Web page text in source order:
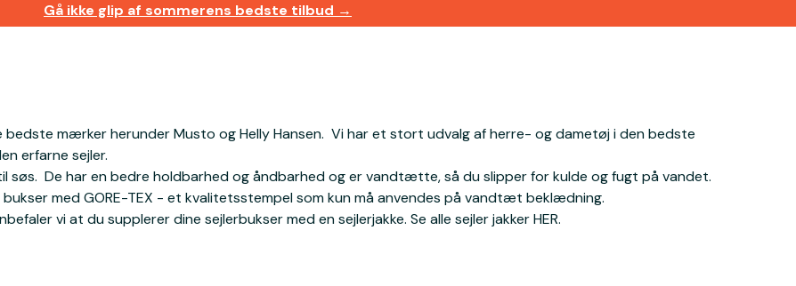
Gå ikke glip af sommerens bedste tilbud →
bedste mærker herunder Musto og Helly Hansen. Vi har et stort udvalg af herre- og dametøj i den bedste
erfarne sejler.
søs. De har en bedre holdbarhed og åndbarhed og er vandtætte, så du slipper for kulde og fugt på vandet.
med GORE-TEX - et kvalitetsstempel som kun må anvendes på vandtæt beklædning.
vi at du supplerer dine sejlerbukser med en sejlerjakke. Se alle sejler jakker HER.